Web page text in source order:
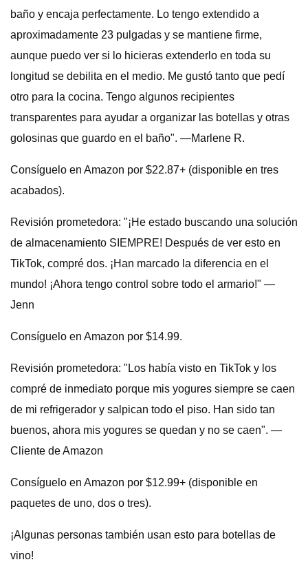
baño y encaja perfectamente. Lo tengo extendido a
aproximadamente 23 pulgadas y se mantiene firme,
aunque puedo ver si lo hicieras extenderlo en toda su
longitud se debilita en el medio. Me gustó tanto que pedí
otro para la cocina. Tengo algunos recipientes
transparentes para ayudar a organizar las botellas y otras
golosinas que guardo en el baño". —Marlene R.
Consíguelo en Amazon por $22.87+ (disponible en tres
acabados).
Revisión prometedora: "¡He estado buscando una solución
de almacenamiento SIEMPRE! Después de ver esto en
TikTok, compré dos. ¡Han marcado la diferencia en el
mundo! ¡Ahora tengo control sobre todo el armario!" —
Jenn
Consíguelo en Amazon por $14.99.
Revisión prometedora: "Los había visto en TikTok y los
compré de inmediato porque mis yogures siempre se caen
de mi refrigerador y salpican todo el piso. Han sido tan
buenos, ahora mis yogures se quedan y no se caen". —
Cliente de Amazon
Consíguelo en Amazon por $12.99+ (disponible en
paquetes de uno, dos o tres).
¡Algunas personas también usan esto para botellas de
vino!